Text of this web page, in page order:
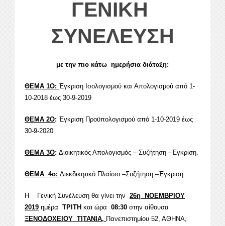
ΓΕΝΙΚΗ
ΣΥΝΕΛΕΥΣΗ
με την πιο κάτω ημερήσια διάταξη:
ΘΕΜΑ 1Ο: Έγκριση Ισολογισμού και Απολογισμού από 1-
10-2018 έως 30-9-2019
ΘΕΜΑ 2Ο: Έγκριση Προϋπολογισμού από 1-10-2019 έως
30-9-2020
ΘΕΜΑ 3Ο: Διοικητικός Απολογισμός – Συζήτηση –Έγκριση.
ΘΕΜΑ 4ο: Διεκδικητικό Πλαίσιο –Συζήτηση –Έγκριση.
Η Γενική Συνέλευση θα γίνει την 26η ΝΟΕΜΒΡΙΟΥ
2019 ημέρα ΤΡΙΤΗ και ώρα 08:30 στην αίθουσα
ΞΕΝΟΔΟΧΕΙΟΥ ΤΙΤΑΝΙΑ, Πανεπιστημίου 52, ΑΘΗΝΑ,